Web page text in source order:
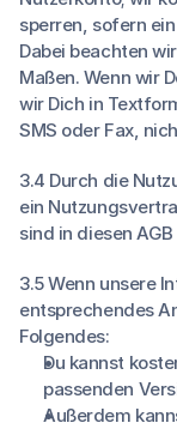
sperren, sofern
Dabei beachten
Maßen. Wenn wir
wir Dich in
SMS oder Fax,
3.4 Durch die
ein
sind in diesen
3.5 Wenn unsere
entsprechendes
Folgendes:
Du kannst
passenden
Außerdem